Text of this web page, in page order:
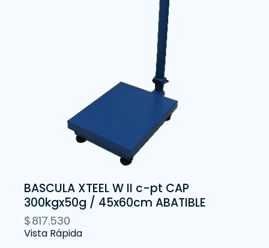
BASCULA XTEEL W II c-pt CAP
300kgx50g / 45x60cm ABATIBLE
$817.530
Vista Rápida